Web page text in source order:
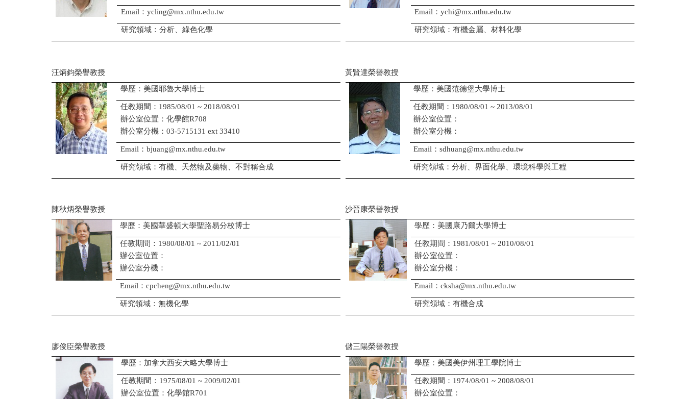
Email：ycling@mx.nthu.edu.tw
研究領域：分析、綠色化學
Email：ychi@mx.nthu.edu.tw
研究領域：有機金屬、材料化學
汪炳鈞榮譽教授
學歷：美國耶魯大學博士
任教期間：1985/08/01 ~ 2018/08/01
辦公室位置：化學館R708
辦公室分機：03-5715131 ext 33410
Email：bjuang@mx.nthu.edu.tw
研究領域：有機、天然物及藥物、不對稱合成
黃賢達榮譽教授
學歷：美國范德堡大學博士
任教期間：1980/08/01 ~ 2013/08/01
辦公室位置：
辦公室分機：
Email：sdhuang@mx.nthu.edu.tw
研究領域：分析、界面化學、環境科學與工程
陳秋炳榮譽教授
學歷：美國華盛頓大學聖路易分校博士
任教期間：1980/08/01 ~ 2011/02/01
辦公室位置：
辦公室分機：
Email：cpcheng@mx.nthu.edu.tw
研究領域：無機化學
沙晉康榮譽教授
學歷：美國康乃爾大學博士
任教期間：1981/08/01 ~ 2010/08/01
辦公室位置：
辦公室分機：
Email：cksha@mx.nthu.edu.tw
研究領域：有機合成
廖俊臣榮譽教授
學歷：加拿大西安大略大學博士
任教期間：1975/08/01 ~ 2009/02/01
辦公室位置：化學館R701
儲三陽榮譽教授
學歷：美國美伊州理工學院博士
任教期間：1974/08/01 ~ 2008/08/01
辦公室位置：